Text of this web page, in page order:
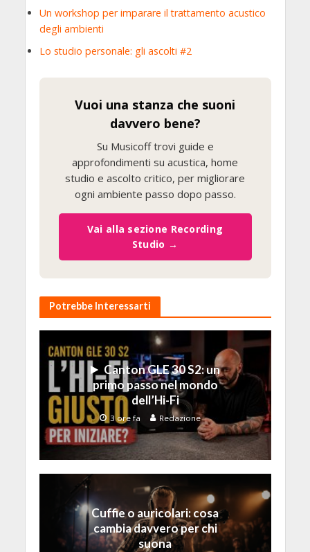
Un workshop per imparare il trattamento acustico
degli ambienti
Lo studio personale: gli ascolti #2
Vuoi una stanza che suoni
davvero bene?
Su Musicoff trovi guide e
approfondimenti su acustica, home
studio e ascolto critico, per migliorare
ogni ambiente passo dopo passo.
Vai alla sezione Recording
Studio →
Potrebbe Interessarti
Canton GLE 30 S2: un
primo passo nel mondo
dell’Hi-Fi
3 ore fa Redazione
Cuffie o auricolari: cosa
cambia davvero per chi
suona